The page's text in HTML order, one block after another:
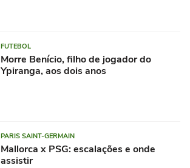
FUTEBOL
Morre Benício, filho de jogador do
Ypiranga, aos dois anos
PARIS SAINT-GERMAIN
Mallorca x PSG: escalações e onde
assistir